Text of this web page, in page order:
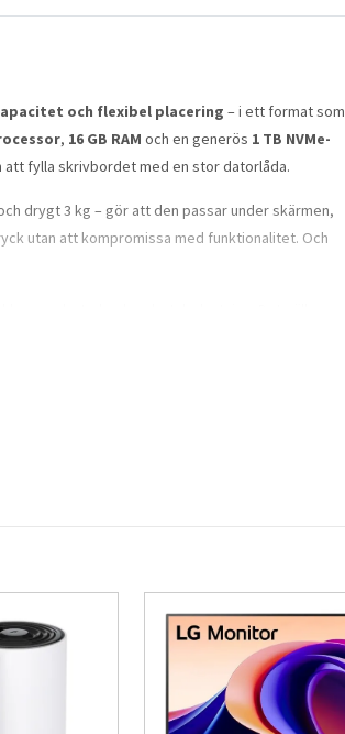
och flexibel placering – i ett format som
, 16 GB RAM och en generös 1 TB NVMe-
fylla skrivbordet med en stor datorlåda.
drygt 3 kg – gör att den passar under skärmen,
utan att kompromissa med funktionalitet. Och
en betydande arbetsbelastning. Det gäller
reagerar och levererar helt utan att sänka
Förenklad installation, stöd för moderna appar
eller högupplöst video.